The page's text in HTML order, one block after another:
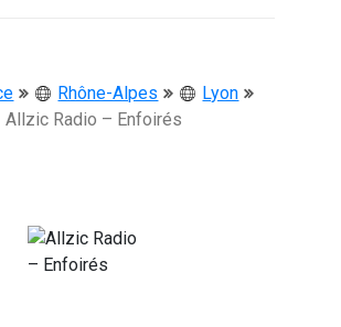
Rhône-Alpes
Lyon
Allzic Radio – Enfoirés